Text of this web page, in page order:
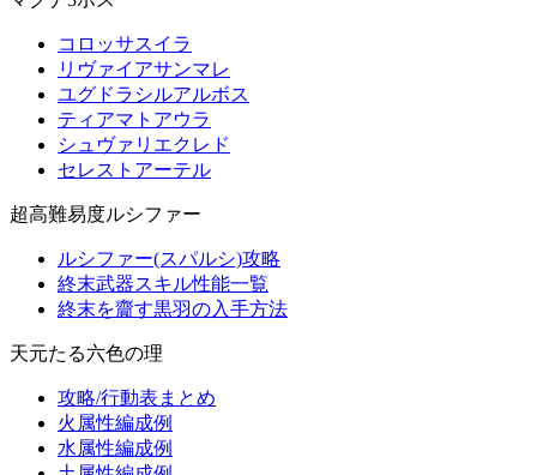
コロッサスイラ
リヴァイアサンマレ
ユグドラシルアルボス
ティアマトアウラ
シュヴァリエクレド
セレストアーテル
超高難易度ルシファー
ルシファー(スパルシ)攻略
終末武器スキル性能一覧
終末を齎す黒羽の入手方法
天元たる六色の理
攻略/行動表まとめ
火属性編成例
水属性編成例